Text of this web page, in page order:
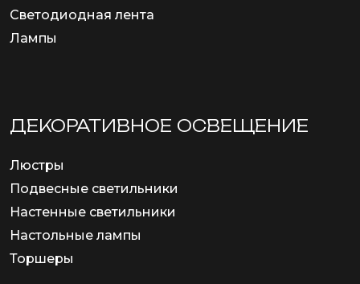
Светодиодная лента
Лампы
ДЕКОРАТИВНОЕ ОСВЕЩЕНИЕ
Люстры
Подвесные светильники
Настенные светильники
Настольные лампы
Торшеры